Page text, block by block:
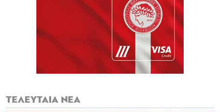
ΤΕΛΕΥΤΑΙΑ ΝΕΑ